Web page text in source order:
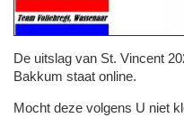
De uitslag van St. Vincent
Bakkum staat online.
Mocht deze volgens U niet